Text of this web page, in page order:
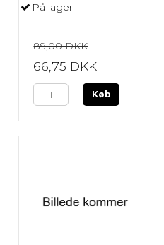
På lager
89,00 DKK
66,75 DKK
Køb